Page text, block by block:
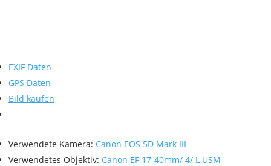
EXIF Daten
GPS Daten
Bild kaufen
Verwendete Kamera: Canon EOS 5D Mark III
Verwendetes Objektiv: Canon EF 17-40mm/ 4/ L USM